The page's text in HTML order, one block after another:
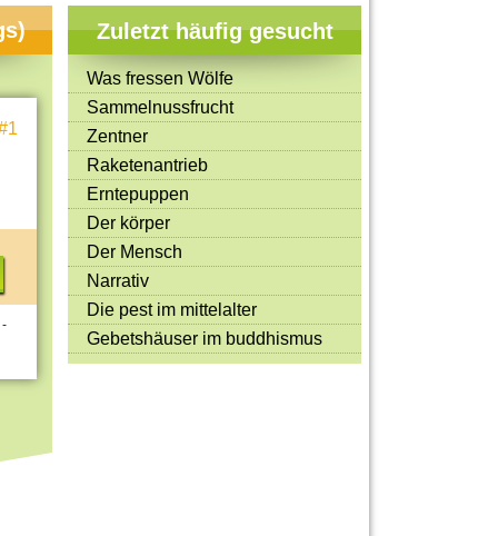
Online-Spiele
Mitmachen & Kreatives
Bücher & Filme
Quiz-Spiele
Spiele & Ideen
Jugendreporter
Rezeptideen
Game-Tests
Reisen, Events & Sport
E-Cards
-
Zuletzt häufig gesucht
Was fressen Wölfe
Sammelnussfrucht
Zentner
Raketenantrieb
Erntepuppen
Der körper
Der Mensch
Narrativ
Die pest im mittelalter
Gebetshäuser im buddhismus